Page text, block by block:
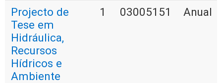
Projecto de
Tese em
Hidráulica,
Recursos
Hídricos e
Ambiente
1 03005151 Anual